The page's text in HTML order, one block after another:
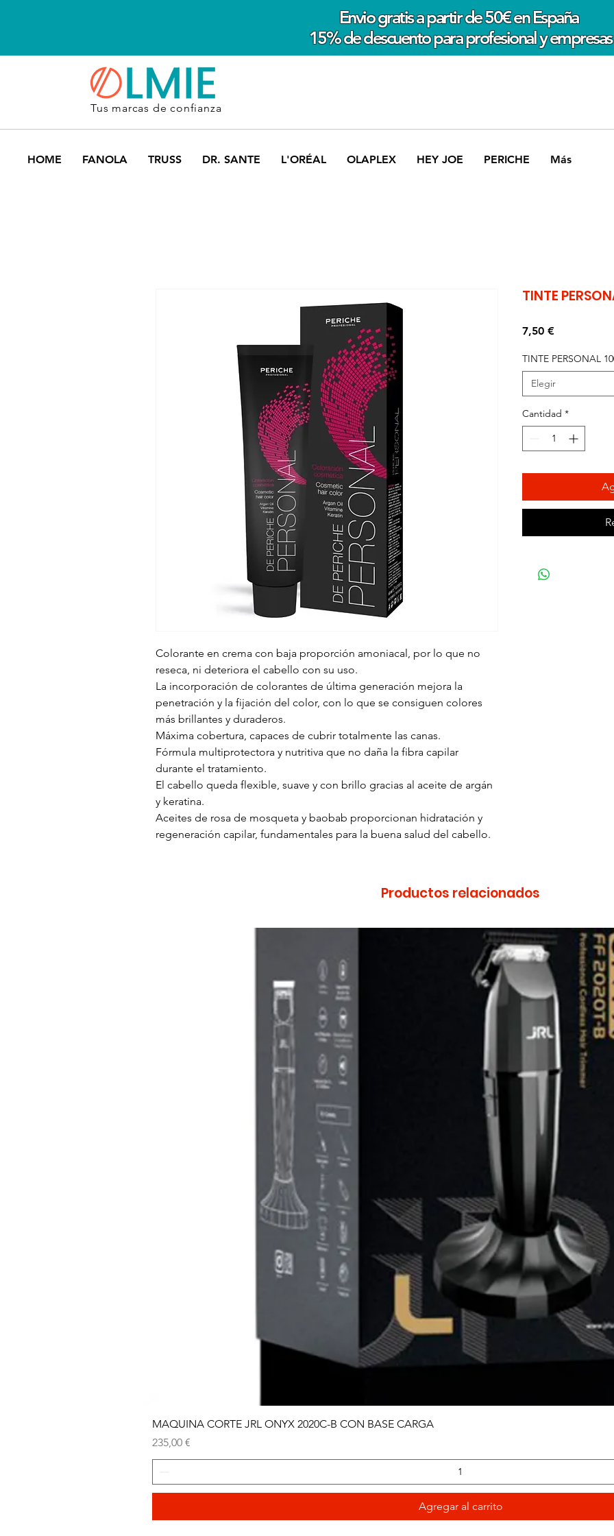
Envio gratis a partir de 50€ en España
15% de descuento para profesional y empresas
Tus marcas de confianza
HOME FANOLA TRUSS DR. SANTE L'ORÉAL OLAPLEX HEY JOE PERICHE Más
Colorante en crema con baja proporción amoniacal, por lo que no
reseca, ni deteriora el cabello con su uso.
La incorporación de colorantes de última generación mejora la
penetración y la fijación del color, con lo que se consiguen colores
más brillantes y duraderos.
Máxima cobertura, capaces de cubrir totalmente las canas.
Fórmula multiprotectora y nutritiva que no daña la fibra capilar
durante el tratamiento.
El cabello queda flexible, suave y con brillo gracias al aceite de argán
y keratina.
Aceites de rosa de mosqueta y baobab proporcionan hidratación y
regeneración capilar, fundamentales para la buena salud del cabello.
TINTE
7,50 €Precio
TINTE PERSONAL
Elegir
Cantidad *
Productos relacionados
MAQUINA CORTE JRL ONYX 2020C-B CON BASE CARGA
Precio
235,00 €
Agregar al carrito